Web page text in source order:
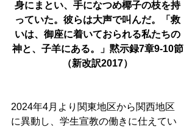
身にまとい、手になつめ椰子の枝を持
っていた。彼らは大声で叫んだ。「救
いは、御座に着いておられる私たちの
神と、子羊にある。」黙示録7章9-10節
（新改訳2017）
2024年4月より関東地区から関西地区
に異動し、学生宣教の働きに仕えてい